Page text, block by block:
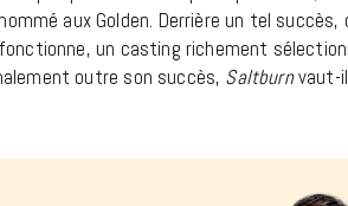
aux Golden. Derrière un tel
un casting richement
outre son succès, Saltburnvaut-il